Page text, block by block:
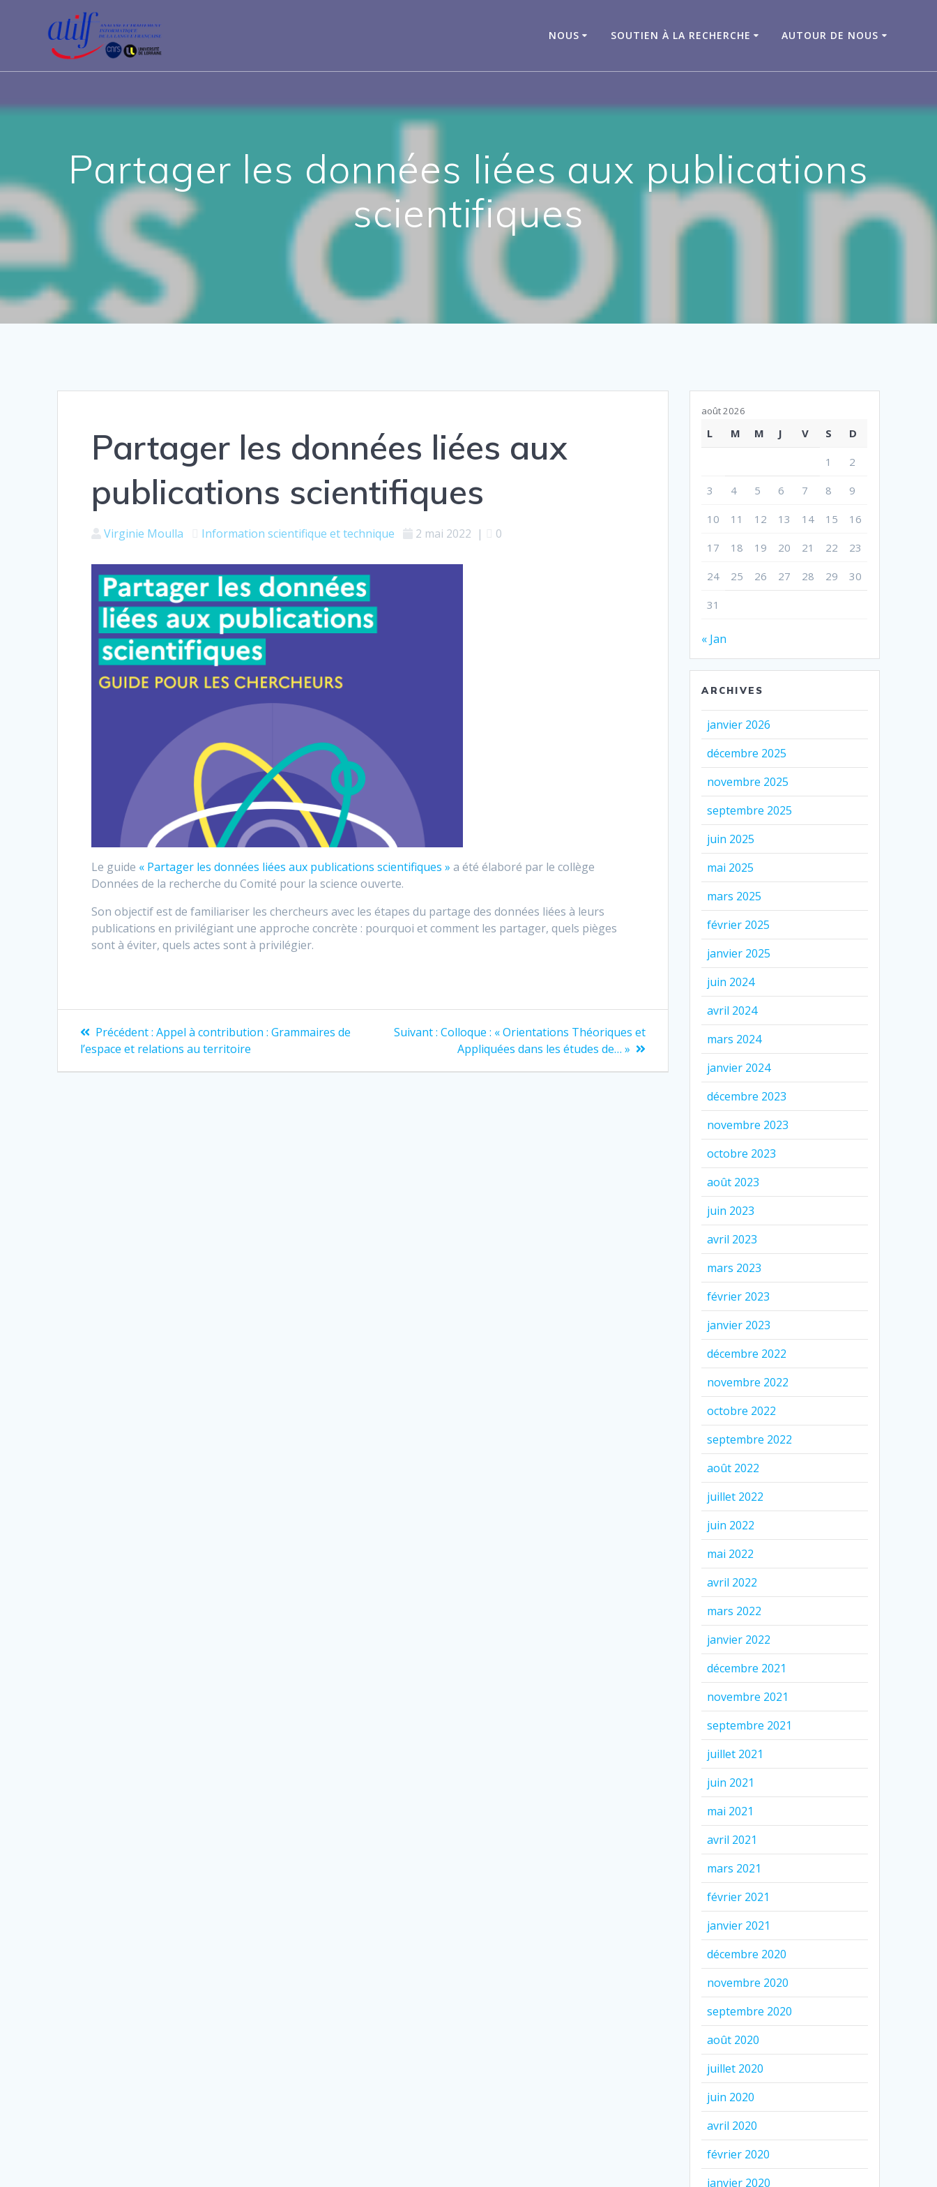
NOUS SOUTIEN À LA RECHERCHE AUTOUR DE NOUS
Partager les données liées aux publications
scientifiques
Partager les données liées aux
publications scientifiques
Virginie Moulla Information scientifique et technique 2 mai 2022 | 0
Le guide « Partager les données liées aux publications scientifiques » a été élaboré par le collège
Données de la recherche du Comité pour la science ouverte.
Son objectifest de familiariser les chercheursavec les étapes du partage desdonnées liées à leurs
publicationsen privilégiant une approcheconcrète : pourquoi et comment les partager, quels pièges
sont à éviter, quels actes sont à privilégier.
Navigation
de
Précédent : Article
précédent
Appel à contribution : Grammaires de
l’espace et relations au territoire
Suivant : Article
suivant
Colloque : « Orientations Théoriques et
Appliquées dans les études de… »
août 2026
L M M J V S D
1 2
3 4 5 6 7 8 9
10 11 12 13 14 15 16
17 18 19 20 21 22 23
24 25 26 27 28 29 30
31
« Jan
ARCHIVES
janvier 2026
décembre 2025
novembre 2025
septembre 2025
juin 2025
mai 2025
mars 2025
février 2025
janvier 2025
juin 2024
avril 2024
mars 2024
janvier 2024
décembre 2023
novembre 2023
octobre 2023
août 2023
juin 2023
avril 2023
mars 2023
février 2023
janvier 2023
décembre 2022
novembre 2022
octobre 2022
septembre 2022
août 2022
juillet 2022
juin 2022
mai 2022
avril 2022
mars 2022
janvier 2022
décembre 2021
novembre 2021
septembre 2021
juillet 2021
juin 2021
mai 2021
avril 2021
mars 2021
février 2021
janvier 2021
décembre 2020
novembre 2020
septembre 2020
août 2020
juillet 2020
juin 2020
avril 2020
février 2020
janvier 2020